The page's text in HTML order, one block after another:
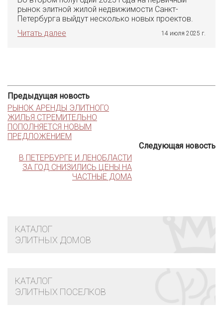
рынок элитной жилой недвижимости Санкт-
Петербурга выйдут несколько новых проектов.
Читать далее
14 июля 2025 г.
Предыдущая новость
РЫНОК АРЕНДЫ ЭЛИТНОГО
ЖИЛЬЯ СТРЕМИТЕЛЬНО
ПОПОЛНЯЕТСЯ НОВЫМ
ПРЕДЛОЖЕНИЕМ
Следующая новость
В ПЕТЕРБУРГЕ И ЛЕНОБЛАСТИ
ЗА ГОД СНИЗИЛИСЬ ЦЕНЫ НА
ЧАСТНЫЕ ДОМА
КАТАЛОГ
ЭЛИТНЫХ ДОМОВ
КАТАЛОГ
ЭЛИТНЫХ ПОСЕЛКОВ